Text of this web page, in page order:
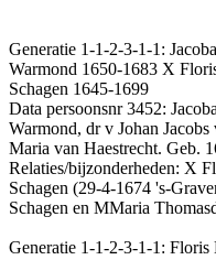
Generatie 1-1-2-3-1-1:
Warmond 1650-1683 X
Schagen 1645-1699
Data persoonsnr 3452:
Warmond, dr v Johan Jacobs
Maria van Haestrecht. Geb.
Relaties/bijzonderheden: X
Schagen (29-4-1674 's-
Schagen en MMaria
Generatie 1-1-2-3-1-1: